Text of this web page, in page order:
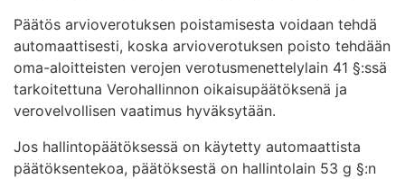
Päätös arvioverotuksen poistamisesta voidaan tehdä
automaattisesti, koska arvioverotuksen poisto tehdään
oma-aloitteisten verojen verotusmenettelylain 41 §:ssä
tarkoitettuna Verohallinnon oikaisupäätöksenä ja
verovelvollisen vaatimus hyväksytään.
Jos hallintopäätöksessä on käytetty automaattista
päätöksentekoa, päätöksestä on hallintolain 53 g §:n